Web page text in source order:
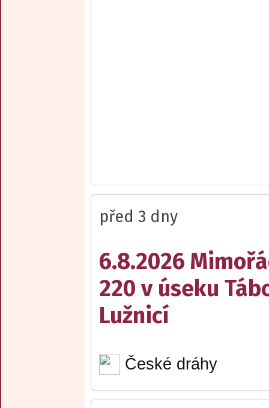
před 3 dny
6.8.2026
220 v úseku
Lužnicí
České dráhy